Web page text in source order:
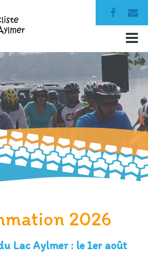
2026
Lac Aylmer : le 1er août